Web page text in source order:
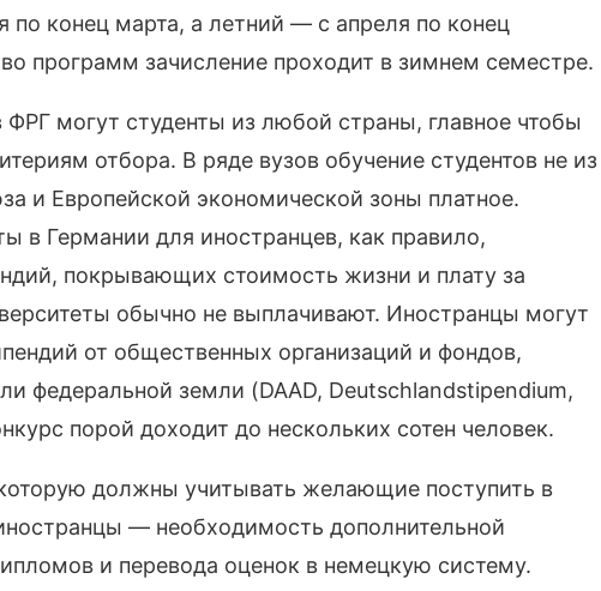
по конец марта, а летний — с апреля по конец
программ зачисление проходит в зимнем семестре.
ФРГ могут студенты из любой страны, главное чтобы
отбора. В ряде вузов обучение студентов не из
и Европейской экономической зоны платное.
в Германии для иностранцев, как правило,
покрывающих стоимость жизни и плату за
обычно не выплачивают. Иностранцы могут
от общественных организаций и фондов,
федеральной земли (DAAD, Deutschlandstipendium,
порой доходит до нескольких сотен человек.
должны учитывать желающие поступить в
— необходимость дополнительной
и перевода оценок в немецкую систему.